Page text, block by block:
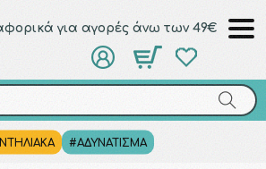
για αγορές άνω των 49€
#ΑΔΥΝΑΤΙΣΜΑ
Αναζήτηση